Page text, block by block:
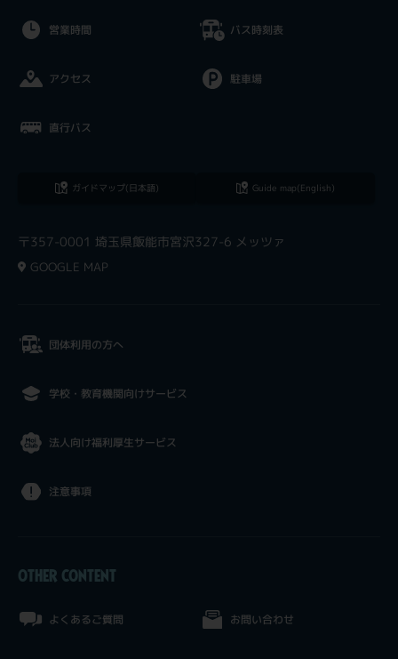
営業時間
アクセス
直行バス
バス時刻表
駐車場
ガイドマップ(日本語) Guide map(English)
〒357-0001 埼玉県飯能市宮沢327-6 メッツァ
GOOGLE MAP
団体利用の方へ
学校・教育機関向けサービス
法人向け福利厚生サービス
注意事項
OTHER CONTENT
よくあるご質問 お問い合わせ